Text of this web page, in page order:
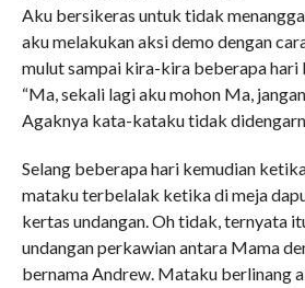
Aku bersikeras untuk tidak
aku melakukan aksi demo dengan
mulut sampai kira-kira beberapa hari
“Ma, sekali lagi aku mohon Ma,
Agaknya kata-kataku tidak
Selang beberapa hari kemudian
mataku terbelalak ketika di meja
kertas undangan. Oh tidak, ternyata
undangan perkawian antara Mama
bernama Andrew. Mataku berlinang